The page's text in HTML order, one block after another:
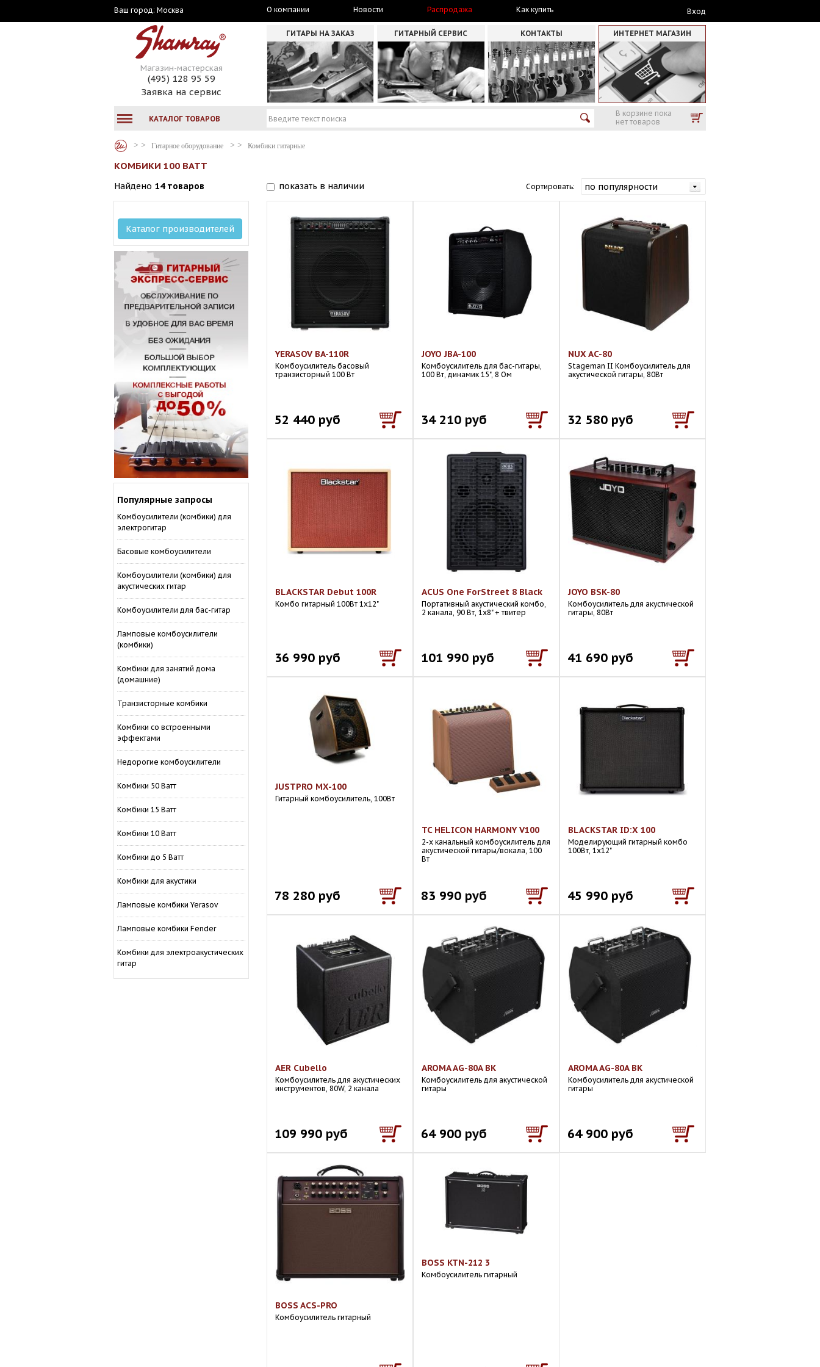
Ваш город: Москва О компании Новости Распродажа Как купить Вход
Магазин-мастерская
(495) 128 95 59
Заявка на сервис
ГИТАРЫ НА ЗАКАЗ ГИТАРНЫЙ СЕРВИС КОНТАКТЫ ИНТЕРНЕТ МАГАЗИН
КАТАЛОГ ТОВАРОВ
В корзине пока
нет товаров
Гитарное оборудование Комбики гитарные
КОМБИКИ 100 ВАТТ
Найдено 14 товаров показать в наличии Сортировать:
Каталог производителей
Популярные запросы
Комбоусилители (комбики) для
электрогитар
Басовые комбоусилители
Комбоусилители (комбики) для
акустических гитар
Комбоусилители для бас-гитар
Ламповые комбоусилители
(комбики)
Комбики для занятий дома
(домашние)
Транзисторные комбики
Комбики со встроенными
эффектами
Недорогие комбоусилители
Комбики 50 Ватт
Комбики 15 Ватт
Комбики 10 Ватт
Комбики до 5 Ватт
Комбики для акустики
Ламповые комбики Yerasov
Ламповые комбики Fender
Комбики для электроакустических
гитар
YERASOV BA-110R
Комбоусилитель басовый
транзисторный 100 Вт
52 440 руб
JOYO JBA-100
Комбоусилитель для бас-гитары,
100 Вт, динамик 15", 8 Ом
34 210 руб
NUX AC-80
Stageman II Комбоусилитель для
акустической гитары, 80Вт
32 580 руб
BLACKSTAR Debut 100R
Комбо гитарный 100Вт 1х12"
36 990 руб
ACUS One ForStreet 8 Black
Портативный акустический комбо,
2 канала, 90 Вт, 1х8" + твитер
101 990 руб
JOYO BSK-80
Комбоусилитель для акустической
гитары, 80Вт
41 690 руб
JUSTPRO MX-100
Гитарный комбоусилитель, 100Вт
78 280 руб
TC HELICON HARMONY V100
2-х канальный комбоусилитель для
акустической гитары/вокала, 100
Вт
83 990 руб
BLACKSTAR ID:X 100
Моделирующий гитарный комбо
100Вт, 1х12"
45 990 руб
AER Cubello
Комбоусилитель для акустических
инструментов, 80W, 2 канала
109 990 руб
AROMA AG-80A BK
Комбоусилитель для акустической
гитары
64 900 руб
AROMA AG-80A BK
Комбоусилитель для акустической
гитары
64 900 руб
BOSS ACS-PRO
Комбоусилитель гитарный
BOSS KTN-212 3
Комбоусилитель гитарный